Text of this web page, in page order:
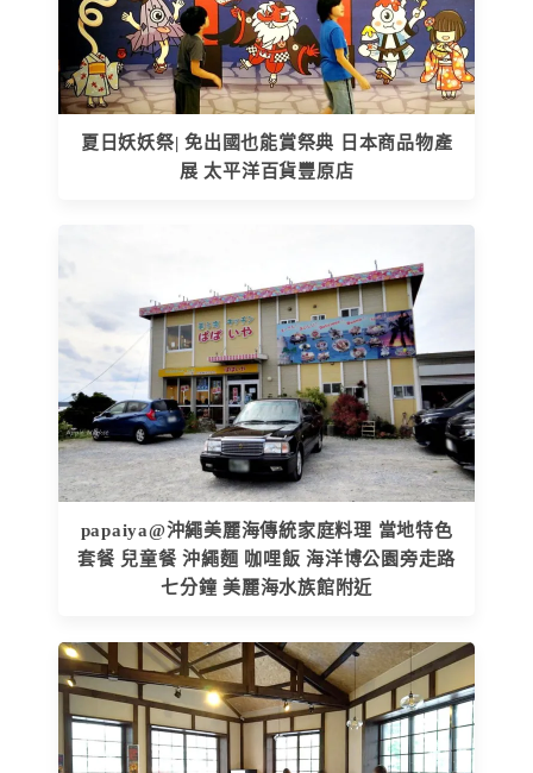
夏日妖妖祭| 免出國也能賞祭典 日本商品物產
展 太平洋百貨豐原店
papaiya@沖繩美麗海傳統家庭料理 當地特色
套餐 兒童餐 沖繩麵 咖哩飯 海洋博公園旁走路
七分鐘 美麗海水族館附近